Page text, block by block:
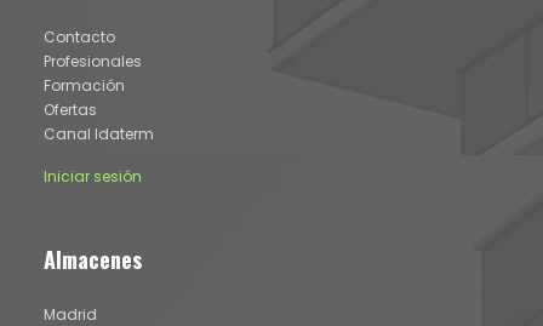
Contacto
Profesionales
Formación
Ofertas
Canal Idaterm
Iniciar sesión
Almacenes
Madrid